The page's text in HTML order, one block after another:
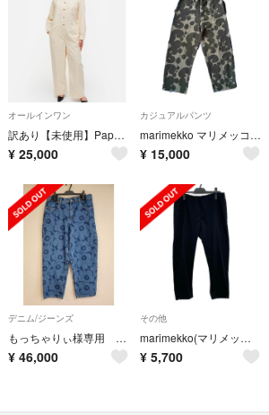
オールインワン
訳あり【未使用】Papaver Unikko ジャンプスーツ 34
¥ 25,000
カジュアルパンツ
marimekko マリメッコ Keidas ケイダス パンツ
¥ 15,000
デニム/ジーンズ
もっちゃりぃ様専用 マリメッコ Marimekko デニム 33インチ 新品
¥ 46,000
その他
marimekko(マリメッコ) パンツ サイズ44美品 - 黒
¥ 5,700